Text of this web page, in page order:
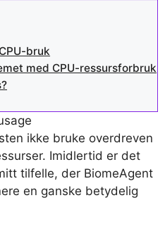
bruk
med CPU-ressursforbruk
ikke bruke overdreven
Imidlertid er det
tilfelle, der BiomeAgent
en ganske betydelig